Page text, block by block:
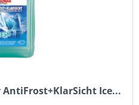
AntiFrost+KlarSicht Ice...